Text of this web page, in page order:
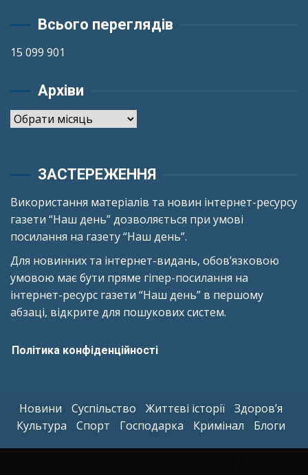
Всього переглядів
15 099 901
Архіви
Архіви
ЗАСТЕРЕЖЕННЯ
Використання матеріалів та новин інтернет-ресурсу
газети “Наш день” дозволяється при умові
посилання на газету “Наш день”.
Для новинних та інтернет-видань, обов’язковою
умовою має бути пряме гіпер-посилання на
інтернет-ресурс газети “Наш день” в першому
абзаці, відкрите для пошукових систем.
Політика конфіденційності
Новини Суспільство Життєві історії
Здоров’я
Культура
Спорт Господарка Кримінал Блоги